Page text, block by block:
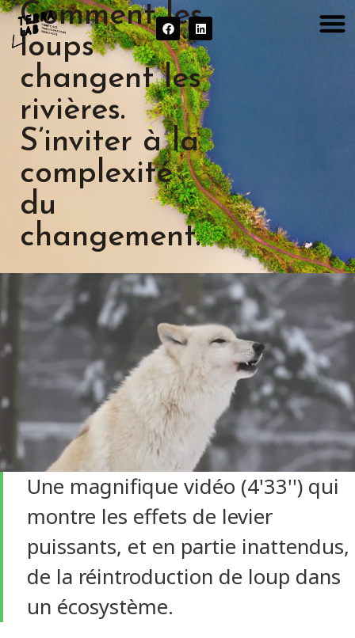
Comment les
loups
changent les
rivières.
S’inviter à la
complexité
du
changement.
Une magnifique vidéo (4'33'') qui
montre les effets de levier
puissants, et en partie inattendus,
de la réintroduction de loup dans
un écosystème.